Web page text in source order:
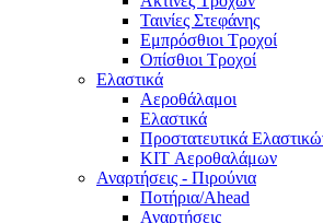
Ταινίες Στεφάνης
Εμπρόσθιοι Τροχοί
Οπίσθιοι Τροχοί
Ελαστικά
Αεροθάλαμοι
Ελαστικά
Προστατευτικά
KIT Αεροθαλάμων
Αναρτήσεις - Πιρούνια
Ποτήρια/Ahead
Αναρτήσεις